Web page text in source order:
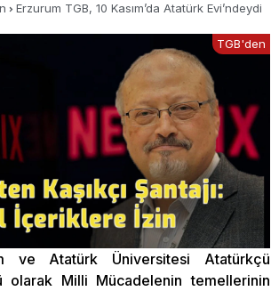
Erzurum TGB, 10 Kasım’da Atatürk Evi’ndeydi
TGB'den
ve Atatürk Üniversitesi Atatürkçü
olarak Milli Mücadelenin temellerinin